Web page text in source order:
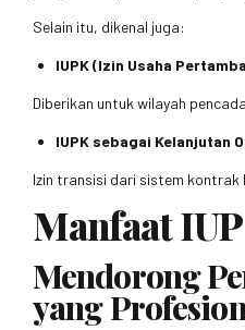
Selain itu, dikenal juga:
IUPK (Izin Usaha
Diberikan untuk wilayah
IUPK sebagai Kelanjutan
Izin transisi dari sistem kontrak
Manfaat IUP
Mendorong
yang